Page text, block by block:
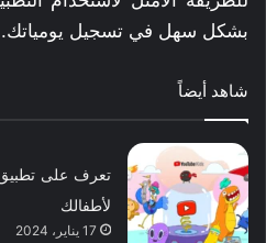
بشكل سهل في تسجيل يومياتك.
شاهد أيضاً
تعرف على تطبيق
لأطفالك
17 يناير، 2024